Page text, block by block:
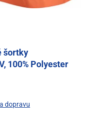
šortky
100% Polyester
dopravu